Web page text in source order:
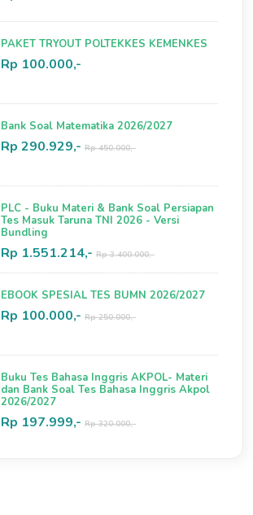
PAKET TRYOUT POLTEKKES KEMENKES
Rp 100.000,-
Bank Soal Matematika 2026/2027
Rp 290.929,- Rp 450.000,-
PLC - Buku Materi & Bank Soal Persiapan
Tes Masuk Taruna TNI 2026 - Versi
Bundling
Rp 1.551.214,- Rp 3.400.000,-
EBOOK SPESIAL TES BUMN 2026/2027
Rp 100.000,- Rp 250.000,-
Buku Tes Bahasa Inggris AKPOL- Materi
dan Bank Soal Tes Bahasa Inggris Akpol
2026/2027
Rp 197.999,- Rp 320.000,-